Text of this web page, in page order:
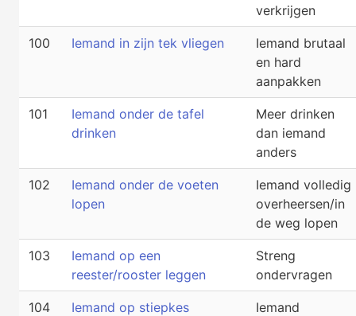
verkrijgen
100 Iemand in zijn tek vliegen
Iemand brutaal
en hard
aanpakken
101
Iemand onder de tafel
drinken
Meer drinken
dan iemand
anders
102
Iemand onder de voeten
lopen
Iemand volledig
overheersen/in
de weg lopen
103
Iemand op een
reester/rooster leggen
Streng
ondervragen
104
Iemand op stiepkes
Iemand